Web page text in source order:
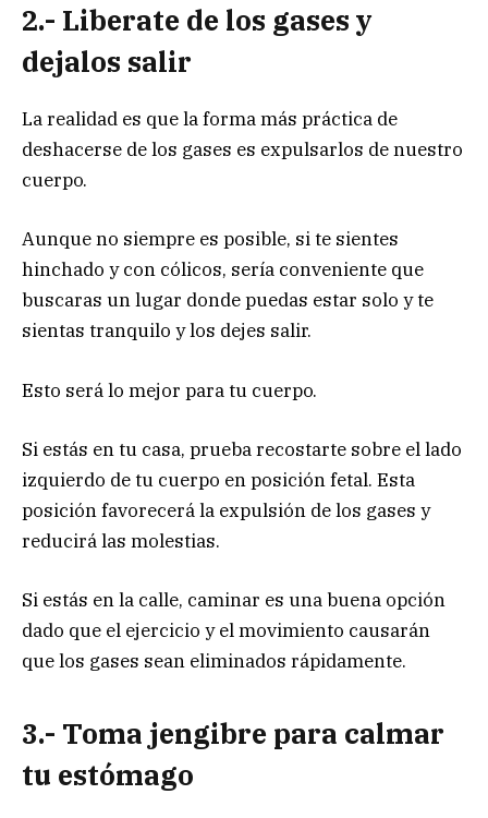
2.- Liberate de los gases y
dejalos salir
La realidad es que la forma más práctica de
deshacerse de los gases es expulsarlos de nuestro
cuerpo.
Aunque no siempre es posible, si te sientes
hinchado y con cólicos, sería conveniente que
buscaras un lugar donde puedas estar solo y te
sientas tranquilo y los dejes salir.
Esto será lo mejor para tu cuerpo.
Si estás en tu casa, prueba recostarte sobre el lado
izquierdo de tu cuerpo en posición fetal. Esta
posición favorecerá la expulsión de los gases y
reducirá las molestias.
Si estás en la calle, caminar es una buena opción
dado que el ejercicio y el movimiento causarán
que los gases sean eliminados rápidamente.
3.- Toma jengibre para calmar
tu estómago